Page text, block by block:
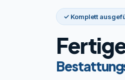
✓ Komplett